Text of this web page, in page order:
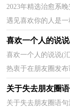
2023年精选治愈系
遇见喜欢你的人是
喜欢一个人的说
喜欢一个人的说说(
热衷于在朋友圈发
关于失去朋友圈
关于失去朋友圈语